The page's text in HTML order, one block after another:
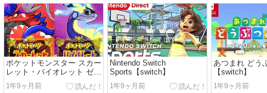
ポケットモンスター スカー
レット・バイオレット ゼロ
の秘宝【switch】
1年9ヶ月前
Nintendo Switch
Sports【switch】
1年9ヶ月前
あつまれ どう
【switch】
1年9ヶ月前